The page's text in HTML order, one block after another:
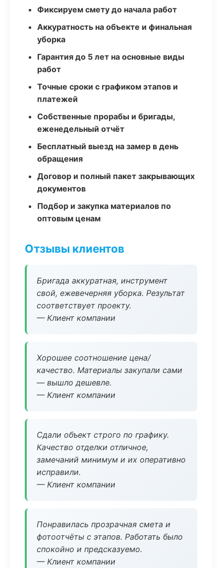
Фиксируем смету до начала работ
Аккуратность на объекте и финальная
уборка
Гарантия до 5 лет на основные виды
работ
Точные сроки с графиком этапов и
платежей
Собственные прорабы и бригады,
еженедельный отчёт
Бесплатный выезд на замер в день
обращения
Договор и полный пакет закрывающих
документов
Подбор и закупка материалов по
оптовым ценам
Отзывы клиентов
Бригада аккуратная, инструмент
свой, ежевечерняя уборка. Результат
соответствует проекту.
— Клиент компании
Хорошее соотношение цена/
качество. Материалы закупали сами
— вышло дешевле.
— Клиент компании
Сдали объект строго по графику.
Качество отделки отличное,
замечаний минимум и их оперативно
исправили.
— Клиент компании
Понравилась прозрачная смета и
фотоотчёты с этапов. Работать было
спокойно и предсказуемо.
— Клиент компании